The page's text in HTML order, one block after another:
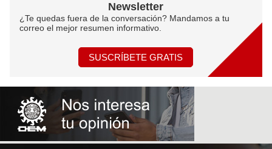
Newsletter
¿Te quedas fuera de la conversación? Mandamos a tu
correo el mejor resumen informativo.
SUSCRÍBETE GRATIS